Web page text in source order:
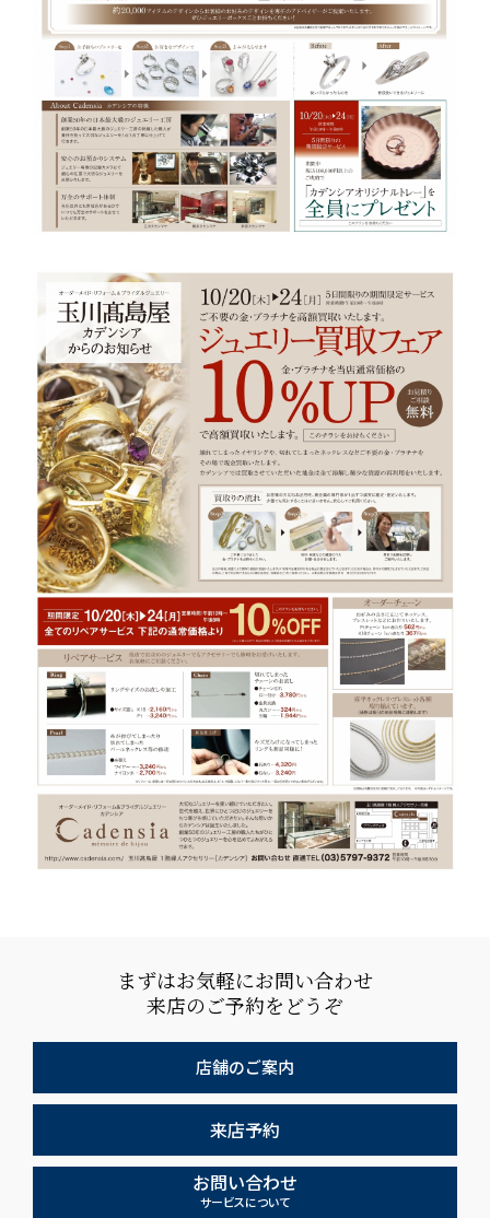
まずはお気軽にお問い合わせ
来店のご予約をどうぞ
店舗のご案内
来店予約
お問い合わせ
サービスについて